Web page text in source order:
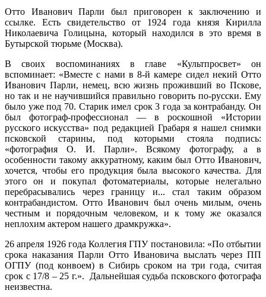
Отто Иванович Парли был приговорен к заключению и
ссылке. Есть свидетельство от 1924 года князя Кирилла
Николаевича Голицына, который находился в это время в
Бутырской тюрьме (Москва).
В своих воспоминаниях в главе «Культпросвет» он
вспоминает: «Вместе с нами в 8-й камере сидел некий Отто
Иванович Парли, немец, всю жизнь проживший во Пскове,
но так и не научившийся правильно говорить по-русски. Ему
было уже под 70. Старик имел срок 3 года за контрабанду. Он
был фотограф-профессионал — в роскошной «Истории
русского искусства» под редакцией Грабаря я нашел снимки
псковской старины, под которыми стояла подпись:
«фотография О. И. Парли». Всякому фотографу, а в
особенности такому аккуратному, каким был Отто Иванович,
хочется, чтобы его продукция была высокого качества. Для
этого он и покупал фотоматериалы, которые нелегально
перебрасывались через границу и... стал таким образом
контрабандистом. Отто Иванович был очень милым, очень
честным и порядочным человеком, и к тому же оказался
неплохим актером нашего драмкружка».
26 апреля 1926 года Коллегия ГПУ постановила: «По отбытии
срока наказания Парли Отто Ивановича выслать через ПП
ОГПУ (под конвоем) в Сибирь сроком на три года, считая
срок с 17/8 – 25 г.». Дальнейшая судьба псковского фотографа
неизвестна.